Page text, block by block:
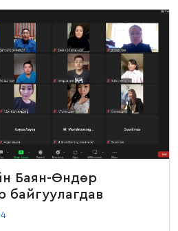
Баян-Өндөр
байгуулагдав